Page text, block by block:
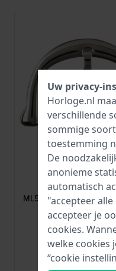
Maurice
ML500-
ML500-000020
14 mm
71,-
● Op
Uw privacy-
Horloge.nl
verschillende
sommige
toestemming
De
anonieme
automatisch
"accepteer
accepteer je
cookies.
welke cookies
“cookie